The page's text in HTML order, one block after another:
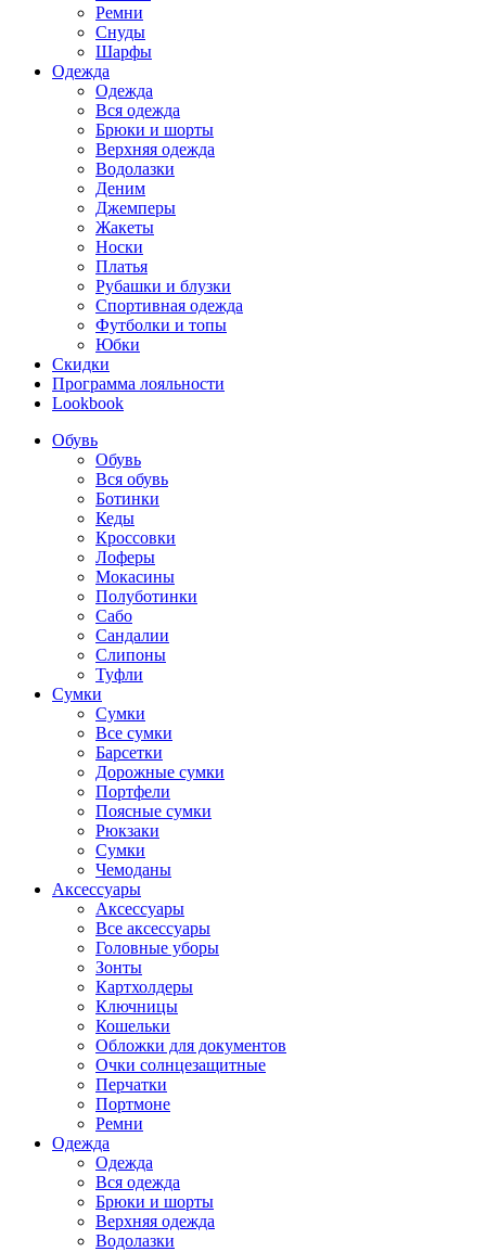
Ремни
Снуды
Шарфы
Одежда
Одежда
Вся одежда
Брюки и шорты
Верхняя одежда
Водолазки
Деним
Джемперы
Жакеты
Носки
Платья
Рубашки и блузки
Спортивная одежда
Футболки и топы
Юбки
Скидки
Программа лояльности
Lookbook
Обувь
Обувь
Вся обувь
Ботинки
Кеды
Кроссовки
Лоферы
Мокасины
Полуботинки
Сабо
Сандалии
Слипоны
Туфли
Сумки
Сумки
Все сумки
Барсетки
Дорожные сумки
Портфели
Поясные сумки
Рюкзаки
Сумки
Чемоданы
Аксессуары
Аксессуары
Все аксессуары
Головные уборы
Зонты
Картхолдеры
Ключницы
Кошельки
Обложки для документов
Очки солнцезащитные
Перчатки
Портмоне
Ремни
Одежда
Одежда
Вся одежда
Брюки и шорты
Верхняя одежда
Водолазки